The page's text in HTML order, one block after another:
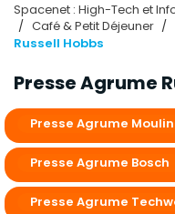
Spacenet : High-Tech et
Café & Petit Déjeuner
Russell Hobbs
Presse Agrume
Presse Agrume
Presse Agrume Bosch
Presse Agrume